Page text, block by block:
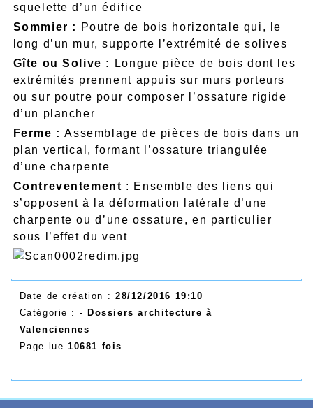
squelette d’un édifice
Sommier :
Poutre de bois horizontale qui, le
long d’un mur, supporte l’extrémité de solives
Gîte ou Solive :
Longue pièce de bois dont les
extrémités prennent appuis sur murs porteurs
ou sur poutre pour composer l’ossature rigide
d’un plancher
Ferme :Assemblage de pièces de bois dans un
plan vertical, formant l’ossature triangulée
d’une charpente
Contreventement : Ensemble des liens qui
s’opposent à la déformation latérale d’une
charpente ou d’une ossature, en particulier
sous l’effet du vent
Date de création : 28/12/2016 19:10
Catégorie : - Dossiers architecture à
Valenciennes
Page lue 10681 fois